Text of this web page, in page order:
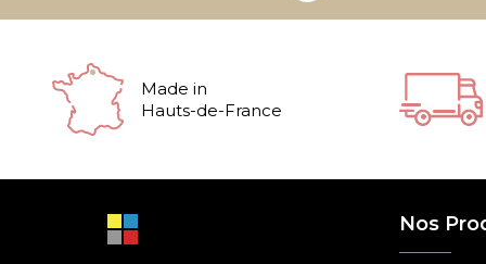
Made in
Hauts-de-France
Nos